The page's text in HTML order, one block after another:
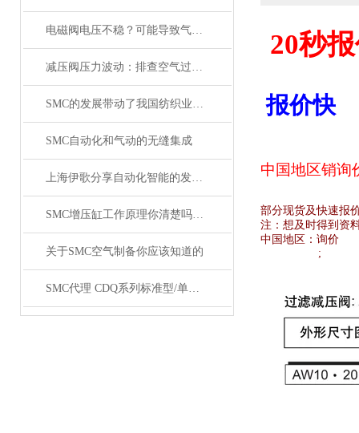
电磁阀电压不稳？可能导致气缸与锁定阀动作紊乱
减压阀压力波动：排查空气过滤器是否存在堵塞
SMC的发展带动了我国纺织业的发展
SMC自动化和气动的无缝集成
上海伊歌分享自动化智能的发展这将成为现实
SMC增压缸工作原理你清楚吗？SMC气缸工作原理
关于SMC空气制备你应该知道的
SMC代理 CDQ系列标准型/单杆双作用薄型气缸原装正品
20秒
报价快
中国地区销询
部分现货及快速报
注：想及时得到资
中国地区： 询价
;